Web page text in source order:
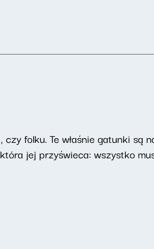
folku. Te właśnie gatunki są
jej przyświeca: wszystko